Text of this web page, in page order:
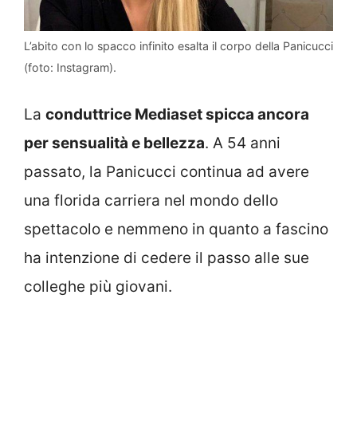
L’abito con lo spacco infinito esalta il corpo della Panicucci
(foto: Instagram).
La conduttrice Mediaset spicca ancora
per sensualità e bellezza. A 54 anni
passato, la Panicucci continua ad avere
una florida carriera nel mondo dello
spettacolo e nemmeno in quanto a fascino
ha intenzione di cedere il passo alle sue
colleghe più giovani.